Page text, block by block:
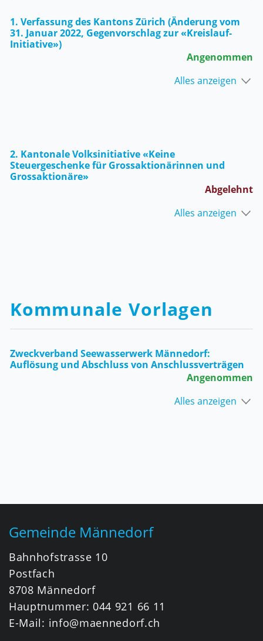
1. Verfassung des Kantons Zürich (Änderung vom
31. Januar 2022, Gegenvorschlag zur «Kreislauf-
Initiative»)
Angenommen
Alles anzeigen
2. Kantonale Volksinitiative «Keine
Steuergeschenke für Grossaktionärinnen und
Grossaktionäre»
Abgelehnt
Alles anzeigen
Kommunale Vorlagen
Zweckverband Seewasserwerk Männedorf:
Auflösung und Abschluss von Anschlussverträgen
Angenommen
Alles anzeigen
Gemeinde Männedorf
Bahnhofstrasse 10
Postfach
8708 Männedorf
Hauptnummer: 044 921 66 11
E-Mail: info@maennedorf.ch